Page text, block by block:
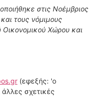
στις Νοέμβριος
τους νόμιμους
Οικονομικού Χώρου και
(εφεξής: 'ο
άλλες σχετικές